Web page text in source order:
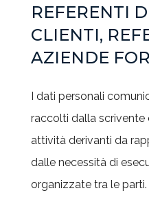
REFERENTI
CLIENTI,
AZIENDE
I dati personali
raccolti dalla
attività derivanti da
dalle necessità di
organizzate tra le parti.